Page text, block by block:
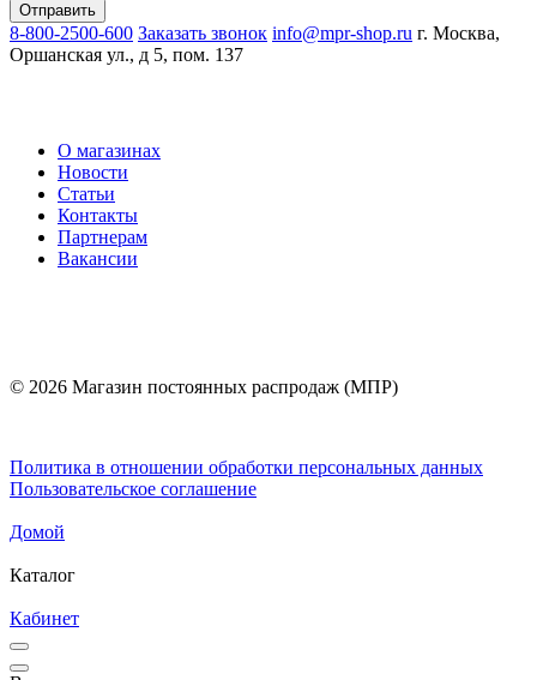
8-800-2500-600 Заказать звонок info@mpr-shop.ru г. Москва,
Оршанская ул., д 5, пом. 137
О магазинах
Новости
Статьи
Контакты
Партнерам
Вакансии
© 2026 Магазин постоянных распродаж (МПР)
Политика в отношении обработки персональных данных
Пользовательское соглашение
Домой
Каталог
Кабинет